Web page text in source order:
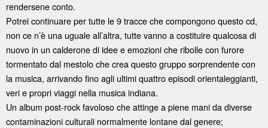
rendersene conto.
Potrei continuare per tutte le 9 tracce che compongono questo cd,
non ce n’è una uguale all’altra, tutte vanno a costituire qualcosa di
nuovo in un calderone di idee e emozioni che ribolle con furore
tormentato dal mestolo che crea questo gruppo sorprendente con
la musica, arrivando fino agli ultimi quattro episodi orientaleggianti,
veri e propri viaggi nella musica indiana.
Un album post-rock favoloso che attinge a piene mani da diverse
contaminazioni culturali normalmente lontane dal genere;